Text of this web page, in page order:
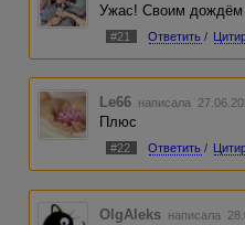
Ужас! Своим дождём
#21 Ответить /
Le66 написала
Плюс
#22 Ответить /
OlgAleks написала